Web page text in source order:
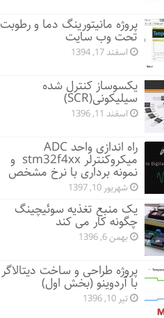
پروژه مانيتورينگ دما و رطوبت
تحت وب سایت
اسفند 17, 1394
یکسوساز کنترل شده
سیلیکونی(SCR)
اسفند 11, 1396
راه اندازی واحد ADC
میکروکنترلر stm32f4xx و
نمونه برداری با نرخ مشخص
شهریور 10, 1397
یک منبع تغذیه سوئیچینگ
چگونه کار می کند
بهمن 6, 1396
پروژه طراحی و ساخت دیتالاگر
با آردوینو (بخش اول)
تیر 10, 1396